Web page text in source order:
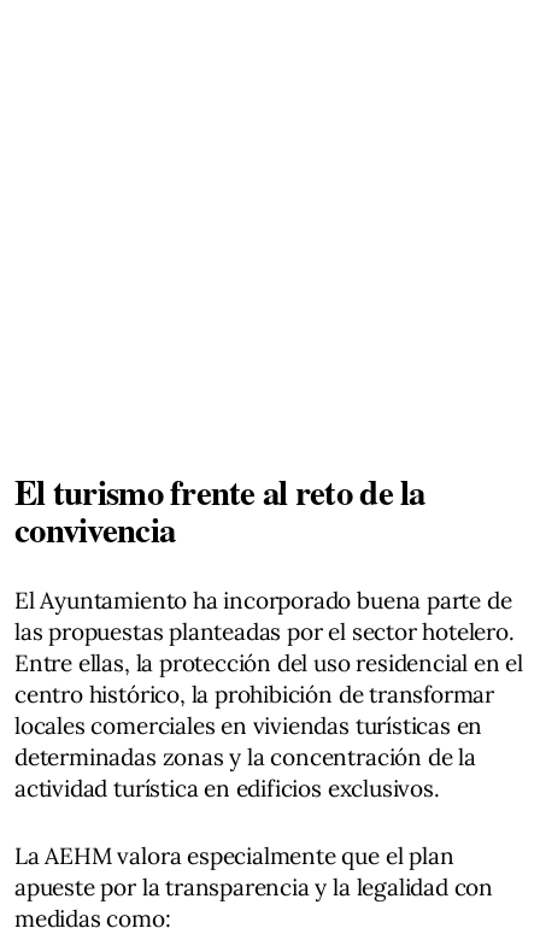
El turismo frente al reto de la
convivencia
El Ayuntamiento ha incorporado buena parte de
las propuestas planteadas por el sector hotelero.
Entre ellas, la protección del uso residencial en el
centro histórico, la prohibición de transformar
locales comerciales en viviendas turísticas en
determinadas zonas y la concentración de la
actividad turística en edificios exclusivos.
La AEHM valora especialmente que el plan
apueste por la transparencia y la legalidad con
medidas como: